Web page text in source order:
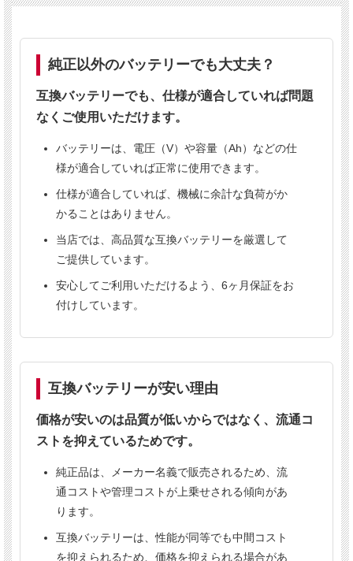
純正より20〜50％安く、6ヶ月保証付き
純正同等性能 6ヶ月保証 法人向け販売
業務用実績あり
こんな方におすすめ
✔ 清掃業者様
✔ ビルメンテナンス会社様
✔ 倉庫の清掃担当者様
✔ バッテリーの価格が高くてお困りの方
対応機種
テナント5400
ご購入前にご確認ください
表示価格は1個あたりの価格です。
純正以外のバッテリーでも大丈夫？
互換バッテリーでも、仕様が適合していれば問題
なくご使用いただけます。
バッテリーは、電圧（V）や容量（Ah）などの仕
様が適合していれば正常に使用できます。
仕様が適合していれば、機械に余計な負荷がか
かることはありません。
当店では、高品質な互換バッテリーを厳選して
ご提供しています。
安心してご利用いただけるよう、6ヶ月保証をお
付けしています。
互換バッテリーが安い理由
価格が安いのは品質が低いからではなく、流通コ
ストを抑えているためです。
純正品は、メーカー名義で販売されるため、流
通コストや管理コストが上乗せされる傾向があ
ります。
互換バッテリーは、性能が同等でも中間コスト
を抑えられるため、価格を抑えられる場合があ